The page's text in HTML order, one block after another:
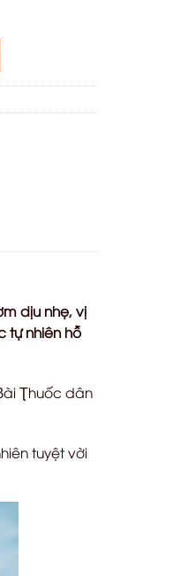
dịu nhẹ, vị
tự nhiên hỗ
ài Ʈhuốc dân
tuyệt vời